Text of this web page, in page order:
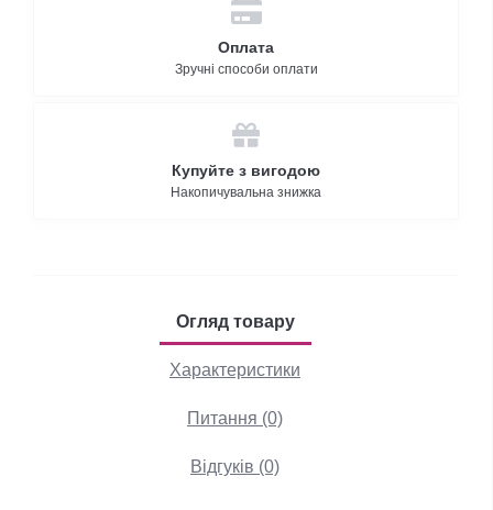
Оплата
Зручні способи оплати
Купуйте з вигодою
Накопичувальна знижка
Огляд товару
Характеристики
Питання (0)
Відгуків (0)